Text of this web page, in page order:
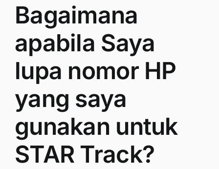
Bagaimana
apabila Saya
lupa nomor HP
yang saya
gunakan untuk
STAR Track?